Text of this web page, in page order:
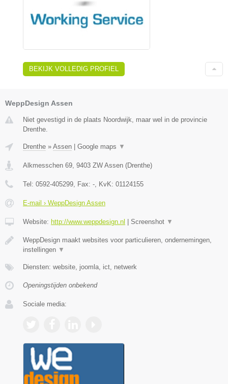
BEKIJK VOLLEDIG PROFIEL
WeppDesign Assen
Niet gevestigd in de plaats Noordwijk, maar wel in de provincie
Drenthe.
Drenthe » Assen Google maps ▼
Alkmesschen 69 9403 ZW Assen (Drenthe)
Tel: 0592-405299 , Fax: - , KvK: 01124155
E-mail › WeppDesign Assen
Website: http://www.weppdesign.nl Screenshot ▼
WeppDesign maakt websites voor particulieren, ondernemingen,
instellingen ▼
Diensten: website, joomla, ict, netwerk
Openingstijden onbekend
Sociale media: